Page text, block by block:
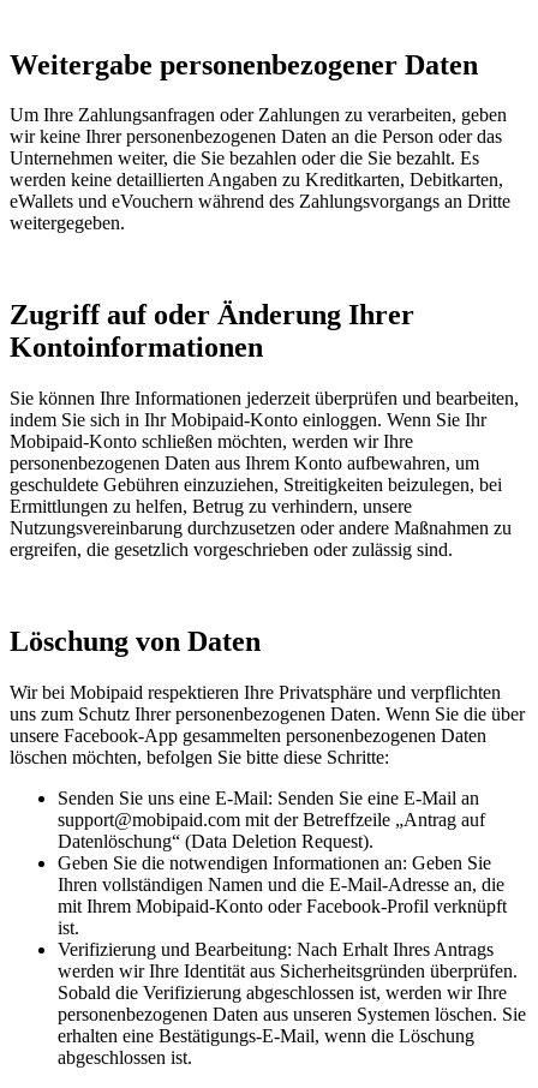
Weitergabe personenbezogener Daten
Um Ihre Zahlungsanfragen oder Zahlungen zu verarbeiten, geben
wir keine Ihrer personenbezogenen Daten an die Person oder das
Unternehmen weiter, die Sie bezahlen oder die Sie bezahlt. Es
werden keine detaillierten Angaben zu Kreditkarten, Debitkarten,
eWallets und eVouchern während des Zahlungsvorgangs an Dritte
weitergegeben.
Zugriff auf oder Änderung Ihrer
Kontoinformationen
Sie können Ihre Informationen jederzeit überprüfen und bearbeiten,
indem Sie sich in Ihr Mobipaid-Konto einloggen. Wenn Sie Ihr
Mobipaid-Konto schließen möchten, werden wir Ihre
personenbezogenen Daten aus Ihrem Konto aufbewahren, um
geschuldete Gebühren einzuziehen, Streitigkeiten beizulegen, bei
Ermittlungen zu helfen, Betrug zu verhindern, unsere
Nutzungsvereinbarung durchzusetzen oder andere Maßnahmen zu
ergreifen, die gesetzlich vorgeschrieben oder zulässig sind.
Löschung von Daten
Wir bei Mobipaid respektieren Ihre Privatsphäre und verpflichten
uns zum Schutz Ihrer personenbezogenen Daten. Wenn Sie die über
unsere Facebook-App gesammelten personenbezogenen Daten
löschen möchten, befolgen Sie bitte diese Schritte:
Senden Sie uns eine E-Mail: Senden Sie eine E-Mail an
support@mobipaid.com mit der Betreffzeile „Antrag auf
Datenlöschung“ (Data Deletion Request).
Geben Sie die notwendigen Informationen an: Geben Sie
Ihren vollständigen Namen und die E-Mail-Adresse an, die
mit Ihrem Mobipaid-Konto oder Facebook-Profil verknüpft
ist.
Verifizierung und Bearbeitung: Nach Erhalt Ihres Antrags
werden wir Ihre Identität aus Sicherheitsgründen überprüfen.
Sobald die Verifizierung abgeschlossen ist, werden wir Ihre
personenbezogenen Daten aus unseren Systemen löschen. Sie
erhalten eine Bestätigungs-E-Mail, wenn die Löschung
abgeschlossen ist.